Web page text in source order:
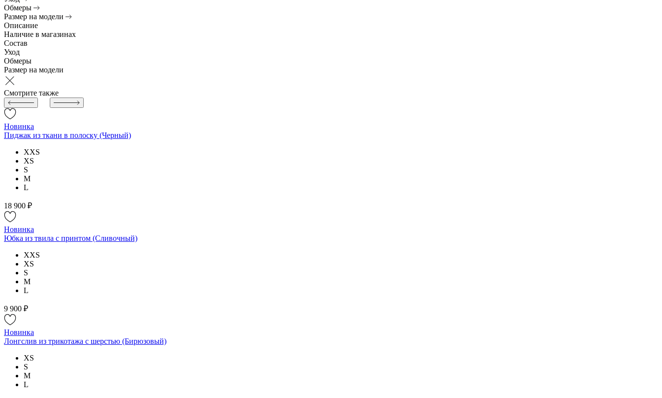
Обмеры
Размер на модели
Описание
Наличие в магазинах
Состав
Уход
Обмеры
Размер на модели
Смотрите также
Новинка
Пиджак из ткани в полоску (Черный)
XXS
XS
S
M
L
18 900 ₽
Новинка
Юбка из твила с принтом (Сливочный)
XXS
XS
S
M
L
9 900 ₽
Новинка
Лонгслив из трикотажа с шерстью (Бирюзовый)
XS
S
M
L